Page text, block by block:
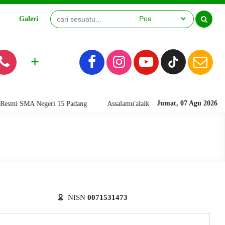
Galeri Video
+
Jumat, 07 Agu 2026
Negeri 15 Padang Assalamu'alaikum warahmatullahi
NISN 0071531473